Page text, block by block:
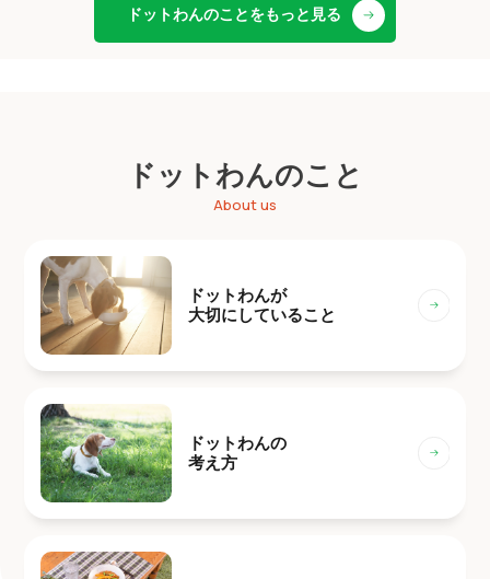
ドットわんのことをもっと見る
ドットわんのこと
About us
ドットわんが
大切にしていること
ドットわんの
考え方